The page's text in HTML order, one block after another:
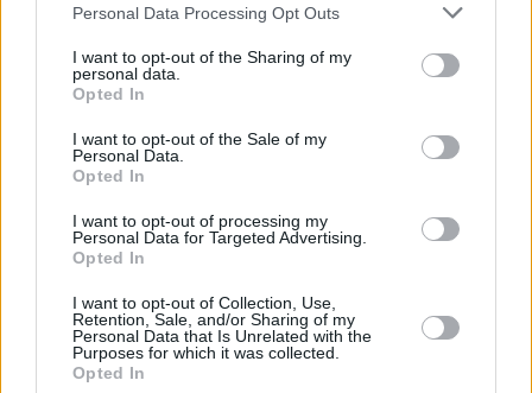
Please note that this website/app uses one or more Google
not limited to your visit or usage behaviour. You may click to
grant or deny consent to Google and its third-party tags to
use your data for below specified purposes in below Google
consent section.
Personal Data Processing Opt Outs
I want to opt-out of the Sharing of my
personal data.
Opted In
I want to opt-out of the Sale of my
Personal Data.
Opted In
I want to opt-out of processing my
Personal Data for Targeted Advertising.
Opted In
I want to opt-out of Collection, Use,
Retention, Sale, and/or Sharing of my
Personal Data that Is Unrelated with the
Purposes for which it was collected.
Opted In
Οπισθόφυλλο εφημερίδας Εστία